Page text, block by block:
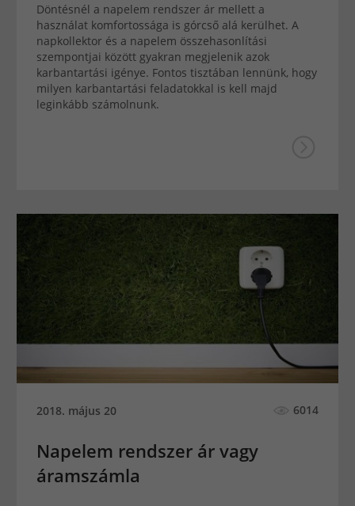
Döntésnél a napelem rendszer ár mellett a
használat komfortossága is górcső alá kerülhet. A
napkollektor és a napelem összehasonlítási
szempontjai között gyakran megjelenik azok
karbantartási igénye. Fontos tisztában lennünk, hogy
milyen karbantartási feladatokkal is kell majd
leginkább számolnunk.
2018. május 20 6014
Napelem rendszer ár vagy
áramszámla